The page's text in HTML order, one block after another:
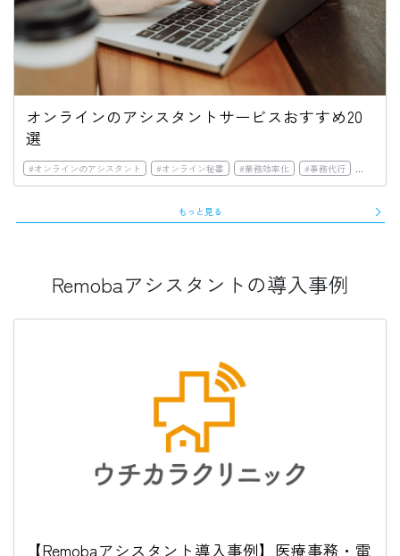
オンラインのアシスタントサービスおすすめ20
選
#オンラインのアシスタント #オンライン秘書 #業務効率化 #事務代行
もっと見る
Remobaアシスタントの導入事例
【Remobaアシスタント導入事例】医療事務・電